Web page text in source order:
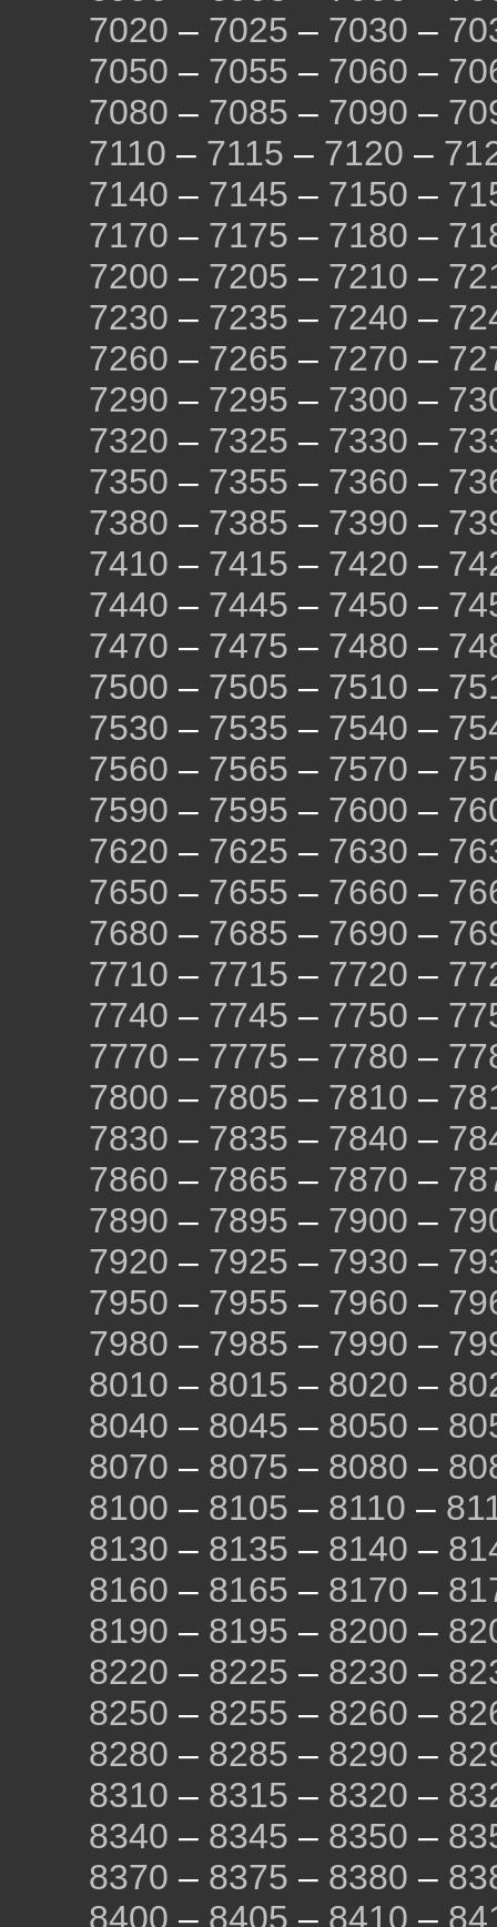
7020 – 7025 – 7030 –
7050 – 7055 – 7060 –
7080 – 7085 – 7090 –
7110 – 7115 – 7120 –
7140 – 7145 – 7150 –
7170 – 7175 – 7180 –
7200 – 7205 – 7210 –
7230 – 7235 – 7240 –
7260 – 7265 – 7270 –
7290 – 7295 – 7300 –
7320 – 7325 – 7330 –
7350 – 7355 – 7360 –
7380 – 7385 – 7390 –
7410 – 7415 – 7420 –
7440 – 7445 – 7450 –
7470 – 7475 – 7480 –
7500 – 7505 – 7510 –
7530 – 7535 – 7540 –
7560 – 7565 – 7570 –
7590 – 7595 – 7600 –
7620 – 7625 – 7630 –
7650 – 7655 – 7660 –
7680 – 7685 – 7690 –
7710 – 7715 – 7720 –
7740 – 7745 – 7750 –
7770 – 7775 – 7780 –
7800 – 7805 – 7810 –
7830 – 7835 – 7840 –
7860 – 7865 – 7870 –
7890 – 7895 – 7900 –
7920 – 7925 – 7930 –
7950 – 7955 – 7960 –
7980 – 7985 – 7990 –
8010 – 8015 – 8020 –
8040 – 8045 – 8050 –
8070 – 8075 – 8080 –
8100 – 8105 – 8110 –
8130 – 8135 – 8140 –
8160 – 8165 – 8170 –
8190 – 8195 – 8200 –
8220 – 8225 – 8230 –
8250 – 8255 – 8260 –
8280 – 8285 – 8290 –
8310 – 8315 – 8320 –
8340 – 8345 – 8350 –
8370 – 8375 – 8380 –
8400 – 8405 – 8410 –